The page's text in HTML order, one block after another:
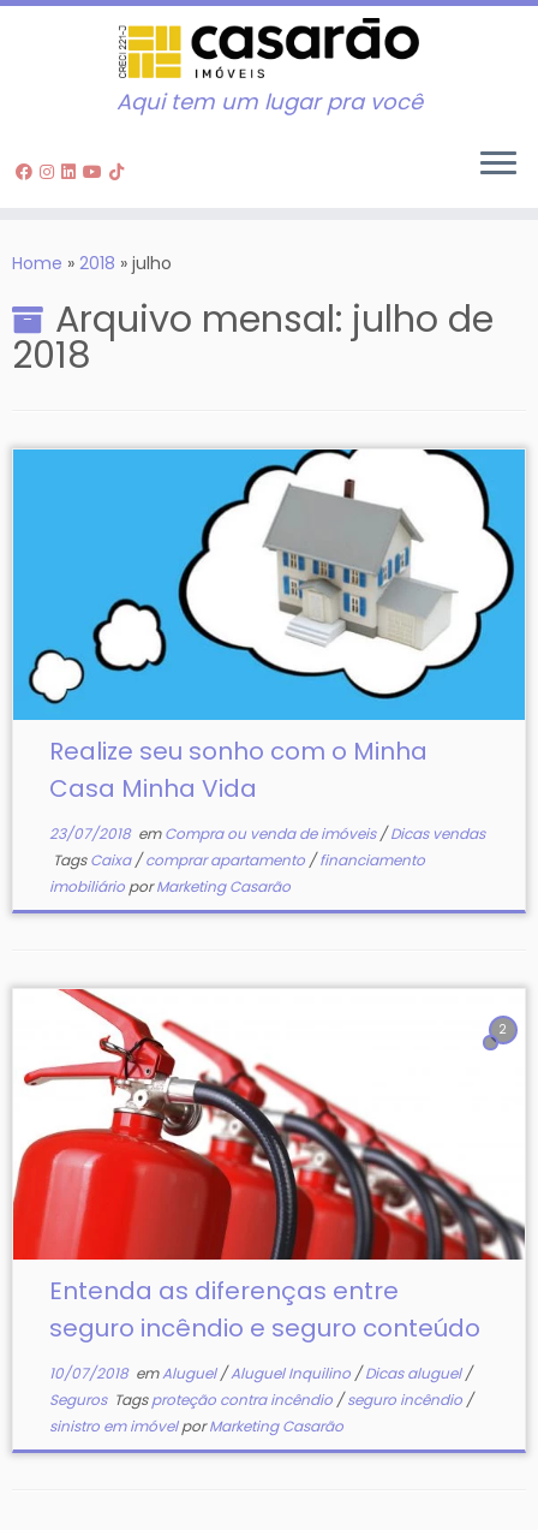
to
Aqui tem um lugar pra você
Home » 2018 » julho
Arquivo mensal: julho de
2018
Realize seu sonho com o Minha
Casa Minha Vida
23/07/2018emCompra ou venda de imóveis/Dicas vendas
TagsCaixa/comprar apartamento /financiamento
imobiliário porMarketing Casarão
2
Entenda as diferenças entre
seguro incêndio e seguro conteúdo
10/07/2018emAluguel/Aluguel Inquilino /Dicas aluguel/
Seguros Tagsproteção contra incêndio /seguro incêndio /
sinistro em imóvelporMarketing Casarão